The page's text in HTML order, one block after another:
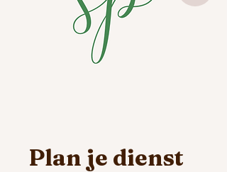
Plan je dienst